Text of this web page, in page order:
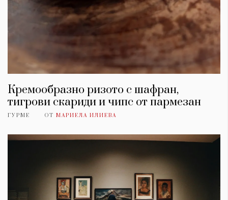
Кремообразно ризото с шафран,
тигрови скариди и чипс от пармезан
ГУРМЕ ОТ МАРИЕЛА ИЛИЕВА